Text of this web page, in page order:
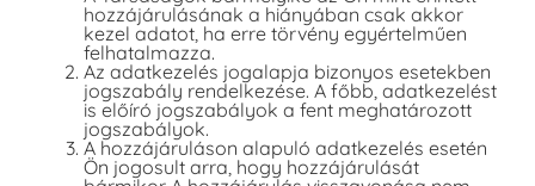
hozzájárulásának a hiányában csak akkor
kezel adatot, ha erre törvény egyértelműen
felhatalmazza.
Az adatkezelés jogalapja bizonyos esetekben
jogszabály rendelkezése. A főbb, adatkezelést
is előíró jogszabályok a fent meghatározott
jogszabályok.
A hozzájáruláson alapuló adatkezelés esetén
Ön jogosult arra, hogy hozzájárulását